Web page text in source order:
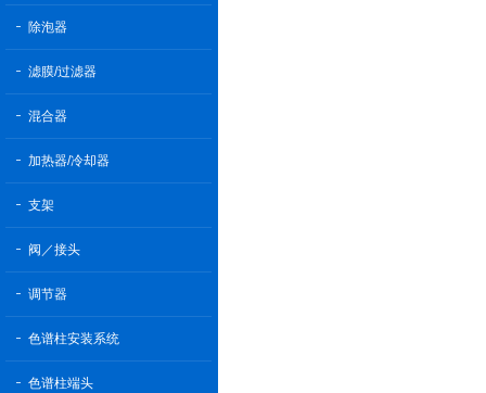
除泡器
滤膜/过滤器
混合器
加热器/冷却器
支架
阀／接头
调节器
色谱柱安装系统
色谱柱端头